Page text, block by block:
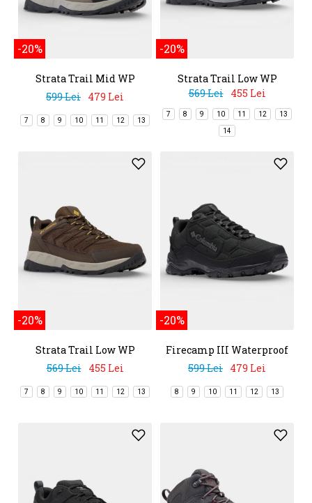
-20%
Strata Trail Mid WP
599 Lei 479 Lei
7 8 9 10 11 12 13
-20%
Strata Trail Low WP
569 Lei
455 Lei
7 8 9 10 11 12 13
14
-20%
Strata Trail Low WP
569 Lei
455 Lei
7 8 9 10 11 12 13
-20%
Firecamp III Waterproof
599 Lei 479 Lei
8 9 10 11 12 13